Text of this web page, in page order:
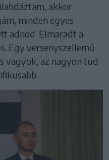
akkor
minden egyes
adnod. Elmaradt a
Egy versenyszellemű
vagyok, az nagyon tud